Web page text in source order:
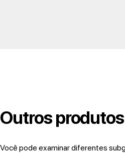
Outros produtos
Você pode examinar diferentes